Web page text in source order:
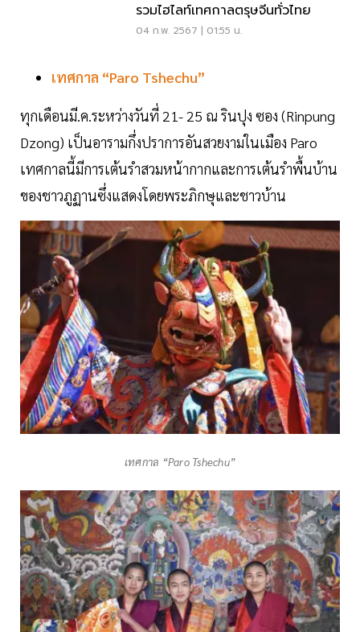
รวมไฮไลท์เทศกาลตรุษจีนทั่วไทย
04 ก.พ. 2567 | 01:55 น.
เทศกาล “Paro Tshechu”
ทุกเดือนมี.ค.ระหว่างวันที่ 21- 25 ณ รินปุง ซอง (Rinpung
Dzong) เป็นอารามกึ่งปราการอันสวยงามในเมือง Paro
เทศกาลนี้มีการเต้นรำสวมหน้ากากและการเต้นรำพื้นบ้าน
ของชาวภูฏานซึ่งแสดงโดยพระภิกษุและชาวบ้าน
เทศกาล “Paro Tshechu”